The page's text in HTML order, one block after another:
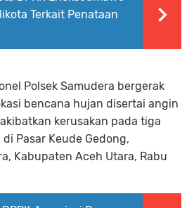
Terkait Penataan
Polsek Samudera bergerak
bencana hujan disertai angin
kerusakan pada tiga
Pasar Keude Gedong,
Kabupaten Aceh Utara, Rabu